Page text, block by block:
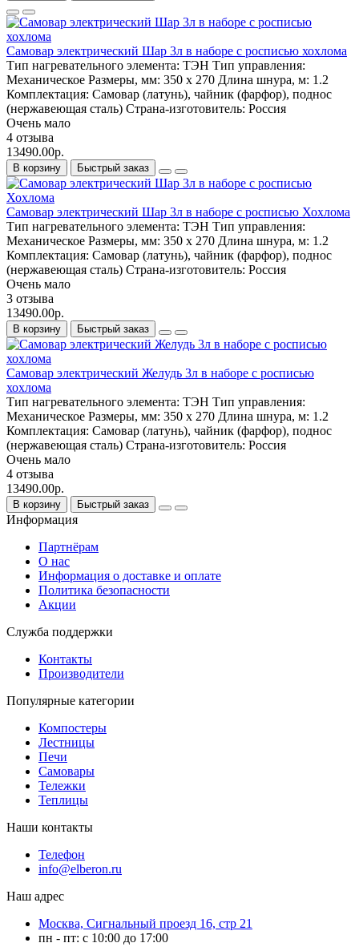
Самовар электрический Шар 3л в наборе с росписью хохлома
Тип нагревательного элемента: ТЭН Тип управления:
Механическое Размеры, мм: 350 x 270 Длина шнура, м: 1.2
Комплектация: Самовар (латунь), чайник (фарфор), поднос
(нержавеющая сталь) Страна-изготовитель: Россия
Очень мало
4 отзыва
13490.00р.
В корзину Быстрый заказ
Самовар электрический Шар 3л в наборе с росписью Хохлома
Тип нагревательного элемента: ТЭН Тип управления:
Механическое Размеры, мм: 350 x 270 Длина шнура, м: 1.2
Комплектация: Самовар (латунь), чайник (фарфор), поднос
(нержавеющая сталь) Страна-изготовитель: Россия
Очень мало
3 отзыва
13490.00р.
В корзину Быстрый заказ
Самовар электрический Желудь 3л в наборе с росписью
хохлома
Тип нагревательного элемента: ТЭН Тип управления:
Механическое Размеры, мм: 350 x 270 Длина шнура, м: 1.2
Комплектация: Самовар (латунь), чайник (фарфор), поднос
(нержавеющая сталь) Страна-изготовитель: Россия
Очень мало
4 отзыва
13490.00р.
В корзину Быстрый заказ
Информация
Партнёрам
О нас
Информация о доставке и оплате
Политика безопасности
Акции
Служба поддержки
Контакты
Производители
Популярные категории
Компостеры
Лестницы
Печи
Самовары
Тележки
Теплицы
Наши контакты
Телефон
info@elberon.ru
Наш адрес
Москва, Сигнальный проезд 16, стр 21
пн - пт: с 10:00 до 17:00